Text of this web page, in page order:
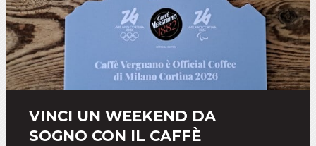
VINCI UN WEEKEND DA
SOGNO CON IL CAFFÈ